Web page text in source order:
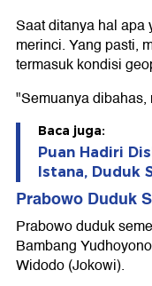
Saat ditanya hal apa
merinci. Yang pasti,
termasuk kondisi
"Semuanya
Baca juga:
Puan Hadiri
Istana, Duduk
Prabowo Duduk
Prabowo duduk
Bambang
Widodo (Jokowi).